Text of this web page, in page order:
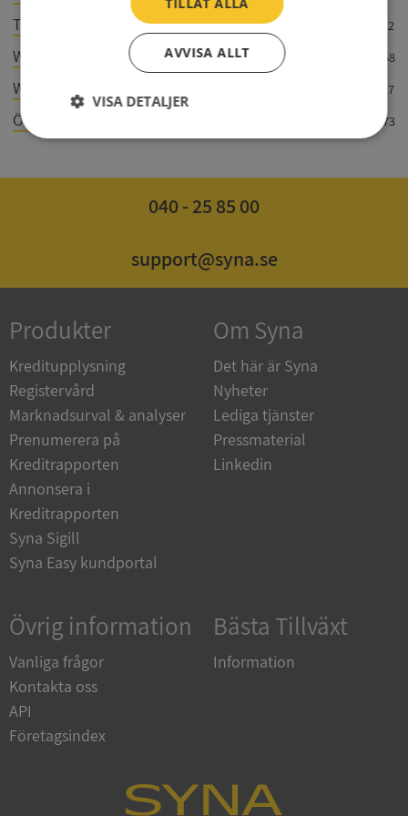
Transporttjänster i Sverige AB 559259-1522
Wahls Totalentreprenad AB 559383-2958
Walltorp Lantbruks Aktiebolag 556279-4817
Östgöta Byggplåt AB 556787-0273
040 - 25 85 00
support@syna.se
Produkter
Kreditupplysning
Registervård
Marknadsurval & analyser
Prenumerera på
Kreditrapporten
Annonsera i
Kreditrapporten
Syna Sigill
Syna Easy kundportal
Om Syna
Det här är Syna
Nyheter
Lediga tjänster
Pressmaterial
Linkedin
Övrig information
Vanliga frågor
Kontakta oss
API
Företagsindex
Bästa Tillväxt
Information
AVVISA ALLT
VISA DETALJER
Strikt
Prestanda Inriktning
Strikt nödvändiga kakor tillåter
kärnwebbplatsfunktioner som användarinloggning
och kontohantering. Webbplatsen kan inte
användas ordentligt utan strikt nödvändiga cookies.
Namn
.youtube.com